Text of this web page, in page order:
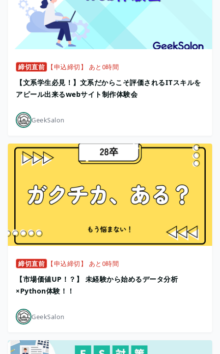
締切直前 【申込締切】 あと0時間
【文系学生必見！】文系だからこそ評価されるITスキルを
アピール出来るwebサイト制作体験会
GeekSalon
締切直前 【申込締切】 あと0時間
【市場価値UP！？】 未経験から始めるデータ分析
×Python体験！！
GeekSalon